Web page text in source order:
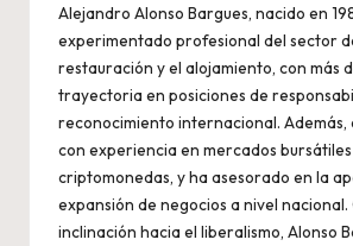
Alejandro Alonso Bargues, nacido en
experimentado profesional del sector
restauración y el alojamiento, con más
trayectoria en posiciones de
reconocimiento internacional. Además,
con experiencia en mercados
criptomonedas, y ha asesorado en la
expansión de negocios a nivel nacional.
inclinación hacia el liberalismo, Alonso